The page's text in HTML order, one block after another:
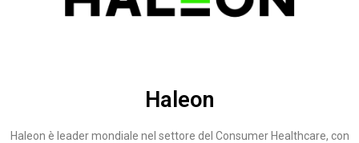
Haleon
Haleon è leader mondiale nel settore del Consumer Healthcare, con